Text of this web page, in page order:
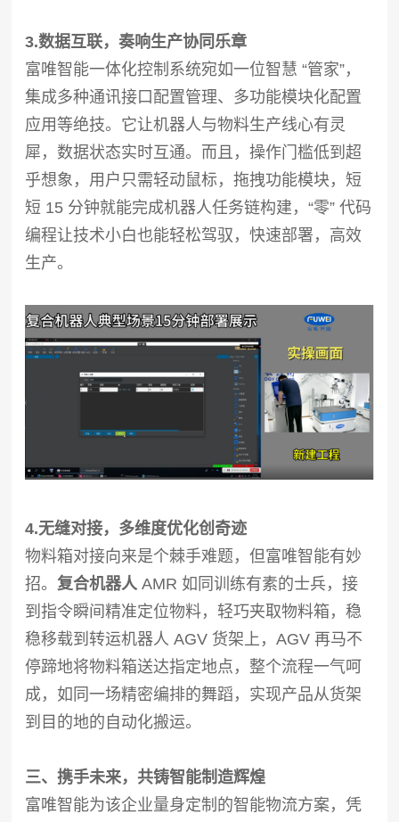
3.数据互联，奏响生产协同乐章
富唯智能一体化控制系统宛如一位智慧 “管家”，
集成多种通讯接口配置管理、多功能模块化配置
应用等绝技。它让机器人与物料生产线心有灵
犀，数据状态实时互通。而且，操作门槛低到超
乎想象，用户只需轻动鼠标，拖拽功能模块，短
短 15 分钟就能完成机器人任务链构建，“零” 代码
编程让技术小白也能轻松驾驭，快速部署，高效
生产。
4.无缝对接，多维度优化创奇迹
物料箱对接向来是个棘手难题，但富唯智能有妙
招。 复合机器人 AMR 如同训练有素的士兵，接
到指令瞬间精准定位物料，轻巧夹取物料箱，稳
稳移载到转运机器人 AGV 货架上，AGV 再马不
停蹄地将物料箱送达指定地点，整个流程一气呵
成，如同一场精密编排的舞蹈，实现产品从货架
到目的地的自动化搬运。
三、携手未来，共铸智能制造辉煌
富唯智能为该企业量身定制的智能物流方案，凭